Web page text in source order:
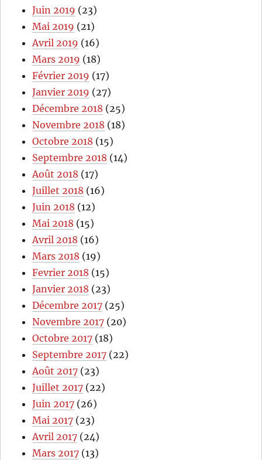
Juin 2019 (23)
Mai 2019 (21)
Avril 2019 (16)
Mars 2019 (18)
Février 2019 (17)
Janvier 2019 (27)
Décembre 2018 (25)
Novembre 2018 (18)
Octobre 2018 (15)
Septembre 2018 (14)
Août 2018 (17)
Juillet 2018 (16)
Juin 2018 (12)
Mai 2018 (15)
Avril 2018 (16)
Mars 2018 (19)
Fevrier 2018 (15)
Janvier 2018 (23)
Décembre 2017 (25)
Novembre 2017 (20)
Octobre 2017 (18)
Septembre 2017 (22)
Août 2017 (23)
Juillet 2017 (22)
Juin 2017 (26)
Mai 2017 (23)
Avril 2017 (24)
Mars 2017 (13)